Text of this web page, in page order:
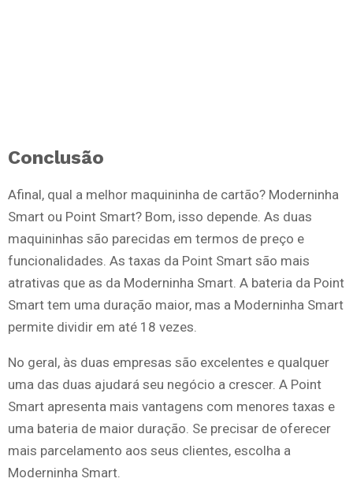
Conclusão
Afinal, qual a melhor maquininha de cartão? Moderninha
Smart ou Point Smart? Bom, isso depende. As duas
maquininhas são parecidas em termos de preço e
funcionalidades. As taxas da Point Smart são mais
atrativas que as da Moderninha Smart. A bateria da Point
Smart tem uma duração maior, mas a Moderninha Smart
permite dividir em até 18 vezes.
No geral, às duas empresas são excelentes e qualquer
uma das duas ajudará seu negócio a crescer. A Point
Smart apresenta mais vantagens com menores taxas e
uma bateria de maior duração. Se precisar de oferecer
mais parcelamento aos seus clientes, escolha a
Moderninha Smart.